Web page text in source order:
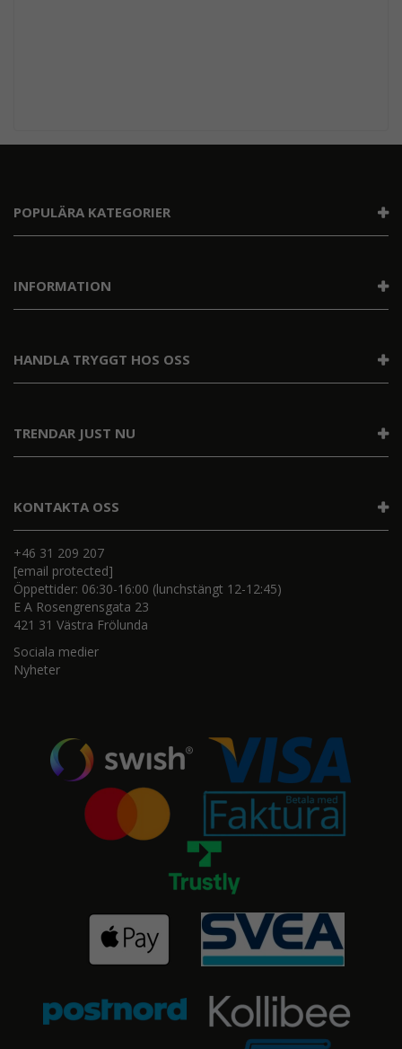
KONTAKTA OSS
+46 31 209 207
[email protected]
Öppettider: 06:30-16:00 (lunchstängt 12-12:45)
E A Rosengrensgata 23
421 31 Västra Frölunda
Sociala medier
Nyheter
POPULÄRA KATEGORIER
INFORMATION
TRENDAR JUST NU
HANDLA TRYGGT HOS OSS